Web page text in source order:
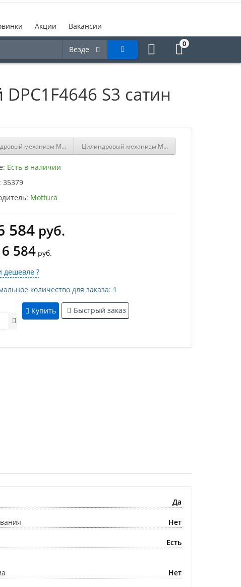
Акции Вакансии
Везде
0
S3 сатин
механизм MOTTURA с вертушкой DPC1F5151 S3 сатин никель
Цилиндровый механизм MOTTURA с вертушкой
Есть в наличии
35379
Mottura
584руб.
6 584руб.
дешевле ?
количество для заказа: 1
Купить Быстрый заказ
Да
Нет
Есть
Нет